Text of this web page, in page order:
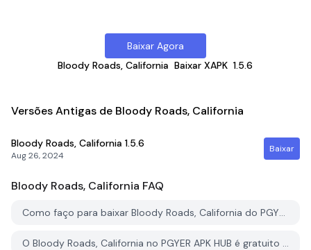
Baixar Agora
Bloody Roads, California Baixar XAPK 1.5.6
Versões Antigas de Bloody Roads, California
Bloody Roads, California 1.5.6
Aug 26, 2024
Baixar
Bloody Roads, California FAQ
Como faço para baixar Bloody Roads, California do PGYER APK HUB?
O Bloody Roads, California no PGYER APK HUB é gratuito para baixar?